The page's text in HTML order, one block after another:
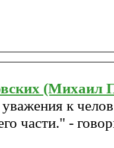
(Михаил
к
части." -